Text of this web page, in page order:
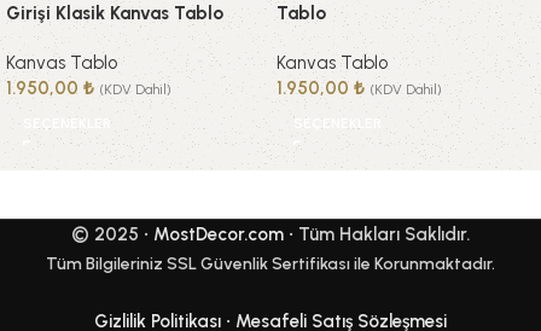
Girişi Klasik Kanvas Tablo
Kanvas Tablo
1.950,00 ₺ (KDV Dahil)
SEÇENEKLER
Tablo
Kanvas Tablo
1.950,00 ₺ (KDV Dahil)
SEÇENEKLER
© 2025 • MostDecor.com • Tüm Hakları Saklıdır.
Tüm Bilgileriniz SSL Güvenlik Sertifikası ile Korunmaktadır.
Gizlilik Politikası • Mesafeli Satış Sözleşmesi